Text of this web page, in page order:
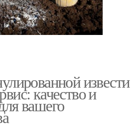
извести
качество и
вашего